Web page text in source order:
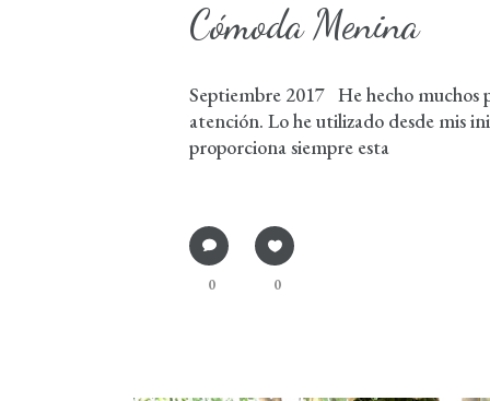
Cómoda Menina
Septiembre 2017 He hecho muchos
atención. Lo he utilizado desde mis
proporciona siempre esta
0 0